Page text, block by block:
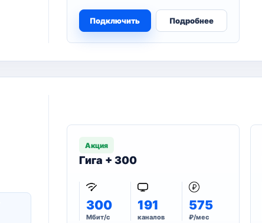
Подключить Подробнее
Акция
Гига + 300
300
Мбит/с
191
каналов
575
₽/мес